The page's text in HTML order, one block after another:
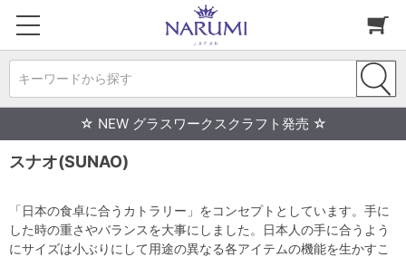
キーワードから探す
☆ NEW グラスワークスクラフト発売 ☆
スナオ(SUNAO)
「日本の食卓に合うカトラリー」をコンセプトとしています。手に
した時の重さやバランスを大事にしました。日本人の手に合うよう
にサイズは小ぶりにして用途の異なる各アイテムの機能を生かすこ